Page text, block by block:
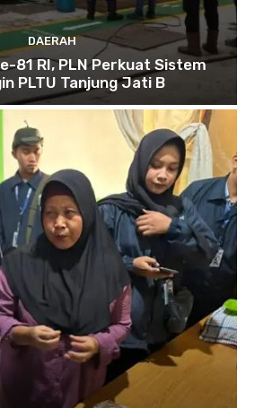
DAERAH
81 RI, PLN Perkuat Sistem
PLTU Tanjung Jati B